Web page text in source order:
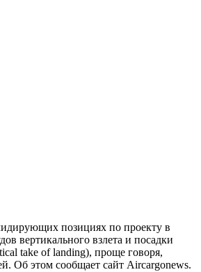
позициях по проекту в
вертикального взлета и посадки
take of landing), проще говоря,
Об этом сообщает сайт Aircargonews.